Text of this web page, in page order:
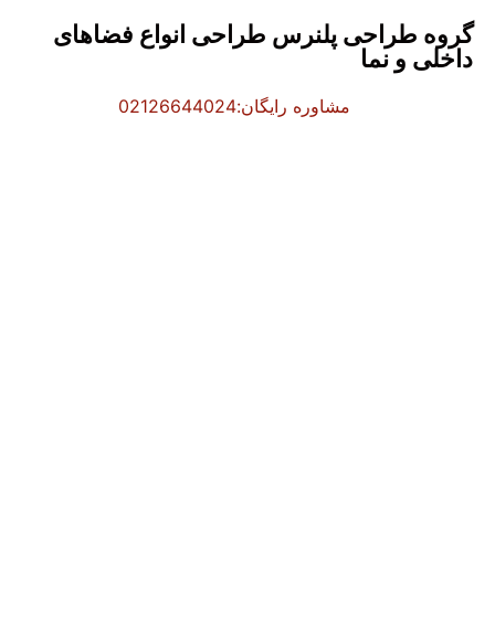
گروه طراحی پلنرس طراحی انواع فضاهای
داخلی و نما
مشاوره رایگان:02126644024